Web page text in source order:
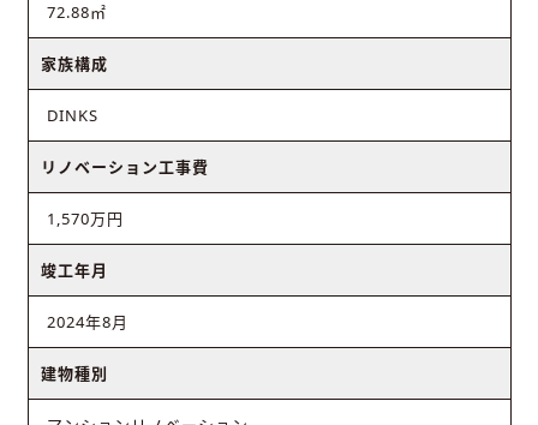
72.88㎡
家族構成
DINKS
リノベーション工事費
1,570万円
竣工年月
2024年8月
建物種別